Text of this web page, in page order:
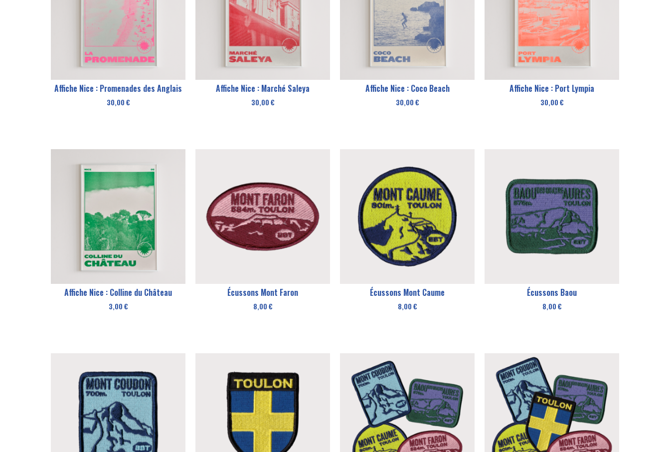
Affiche Nice : Promenades des Anglais
30,00 €
Affiche Nice : Marché Saleya
30,00 €
Affiche Nice : Coco Beach
30,00 €
Affiche Nice : Port Lympia
30,00 €
Affiche Nice : Colline du Château
3,00 €
Écussons Mont Faron
8,00 €
Écussons Mont Caume
8,00 €
Écussons Baou
8,00 €